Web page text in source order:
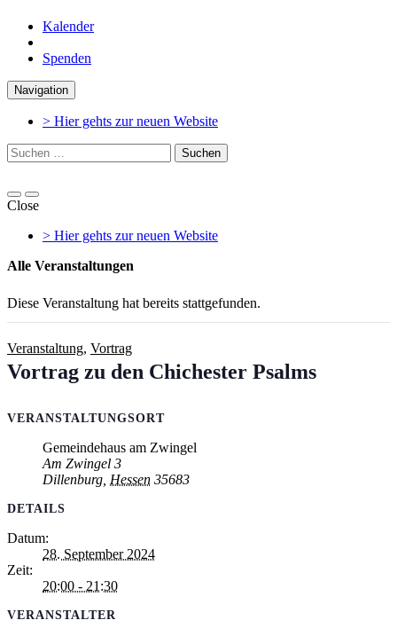
Kalender
Spenden
Skip
to
navigation
Skip
to
content
Navigation
> Hier gehts zur neuen Website
Suchen
nach:
Close
> Hier gehts zur neuen Website
Alle Veranstaltungen
Diese Veranstaltung hat bereits stattgefunden.
Veranstaltung, Vortrag
Vortrag zu den Chichester Psalms
VERANSTALTUNGSORT
Gemeindehaus am Zwingel
Am Zwingel 3
Dillenburg Hessen 35683
DETAILS
Datum:
28. September 2024
Zeit:
20:00 - 21:30
VERANSTALTER